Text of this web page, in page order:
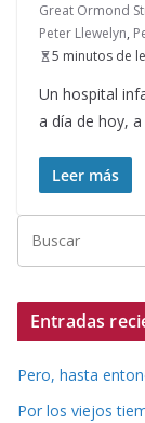
Great Ormond
Peter Llewelyn,
5 minutos de
Un hospital
a día de hoy,
Leer más
Entradas
Pero, hasta
Por los viejos